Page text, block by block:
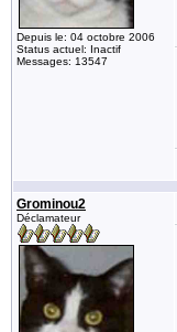
Depuis le: 04 octobre 2006
Status actuel: Inactif
Messages: 13547
Grominou2
Déclamateur